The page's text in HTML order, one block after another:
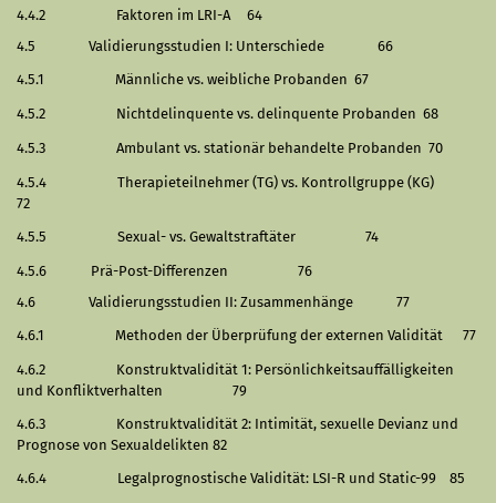
4.4.2 Faktoren im LRI-A
64
4.5
Validierungsstudien I: Unterschiede
66
4.5.1
Männliche vs. weibliche Probanden 67
4.5.2 Nichtdelinquente vs. delinquente Probanden 68
4.5.3 Ambulant vs. stationär behandelte Probanden 70
4.5.4
Therapieteilnehmer (TG) vs. Kontrollgruppe (KG)
72
4.5.5
Sexual- vs. Gewaltstraftäter 74
4.5.6 Prä-Post-Differenzen
76
4.6
Validierungsstudien II: Zusammenhänge
77
4.6.1
Methoden der Überprüfung der externen Validität 77
4.6.2
Konstruktvalidität 1: Persönlichkeitsauffälligkeiten
und Konfliktverhalten
79
4.6.3
Konstruktvalidität 2: Intimität, sexuelle Devianz und
Prognose von Sexualdelikten 82
4.6.4
Legalprognostische Validität: LSI-R und Static-99 85